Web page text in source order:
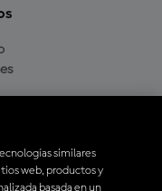
similares
web, productos y
basada en un